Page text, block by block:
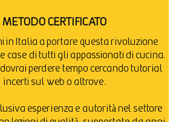
METODO CERTIFICATO
in Italia a portare questa rivoluzione
case di tutti gli appassionati di cucina.
perdere tempo cercando tutorial
incerti sul web o altrove.
esperienza e autorità nel settore